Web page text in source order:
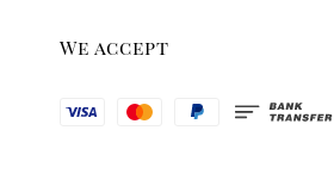
We accept